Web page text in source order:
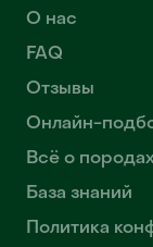
О нас
FAQ
Отзывы
Онлайн-
Всё о
База знаний
Политика